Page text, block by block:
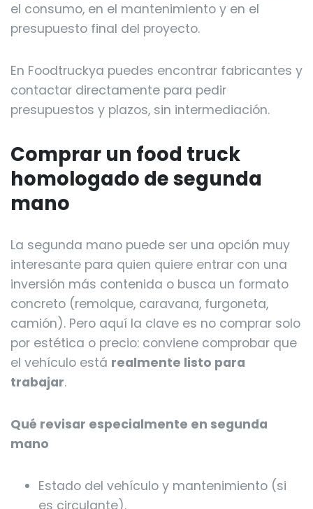
el consumo, en el mantenimiento y en el
presupuesto final del proyecto.
En Foodtruckya puedes encontrar fabricantes y
contactar directamente para pedir
presupuestos y plazos, sin intermediación.
Comprar un food truck
homologado de segunda
mano
La segunda mano puede ser una opción muy
interesante para quien quiere entrar con una
inversión más contenida o busca un formato
concreto (remolque, caravana, furgoneta,
camión). Pero aquí la clave es no comprar solo
por estética o precio: conviene comprobar que
el vehículo está realmente listo para
trabajar.
Qué revisar especialmente en segunda
mano
Estado del vehículo y mantenimiento (si
es circulante).